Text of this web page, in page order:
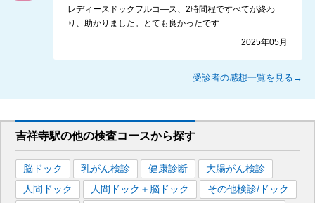
レディースドックフルコ―ス、2時間程ですべてが終わ
り、助かりました。とても良かったです
2025年05月
受診者の感想一覧を見る→
吉祥寺駅の他の検査コースから探す
脳ドック 乳がん検診 健康診断
大腸がん検診
人間ドック
人間ドック＋脳ドック
その他検診/ドック